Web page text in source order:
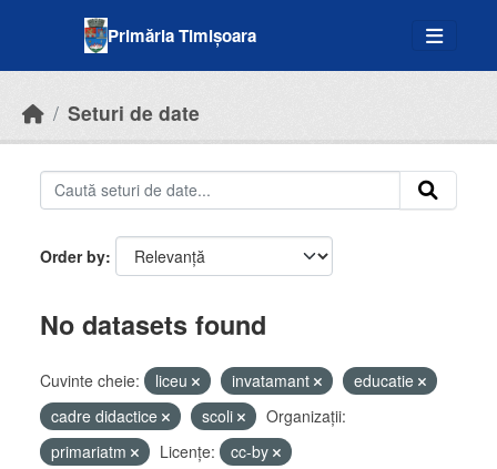
Primăria Timișoara
Seturi de date
Order by
No datasets found
Cuvinte cheie: liceu invatamant
educatie
cadre didactice
scoli
Organizații:
primariatm
Licenţe:
cc-by